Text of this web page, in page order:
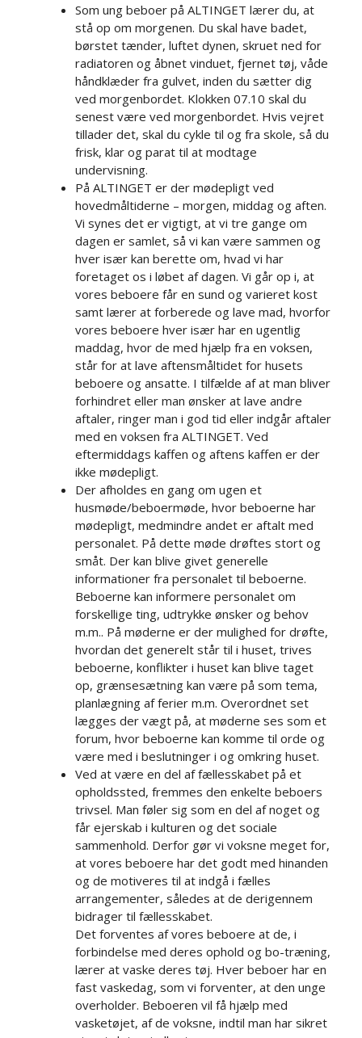
Som ung beboer på ALTINGET lærer du, at
stå op om morgenen. Du skal have badet,
børstet tænder, luftet dynen, skruet ned for
radiatoren og åbnet vinduet, fjernet tøj, våde
håndklæder fra gulvet, inden du sætter dig
ved morgenbordet. Klokken 07.10 skal du
senest være ved morgenbordet. Hvis vejret
tillader det, skal du cykle til og fra skole, så du
frisk, klar og parat til at modtage
undervisning.​​
På ALTINGET er der mødepligt ved
hovedmåltiderne – morgen, middag og aften.
Vi synes det er vigtigt, at vi tre gange om
dagen er samlet, så vi kan være sammen og
hver især kan berette om, hvad vi har
foretaget os i løbet af dagen. Vi går op i, at
vores beboere får en sund og varieret kost
samt lærer at forberede og lave mad, hvorfor
vores beboere hver især har en ugentlig
maddag, hvor de med hjælp fra en voksen,
står for at lave aftensmåltidet for husets
beboere og ansatte. I tilfælde af at man bliver
forhindret eller man ønsker at lave andre
aftaler, ringer man i god tid eller indgår aftaler
med en voksen fra ALTINGET. Ved
eftermiddags kaffen og aftens kaffen er der
ikke mødepligt.
Der afholdes en gang om ugen et
husmøde/beboermøde, hvor beboerne har
mødepligt, medmindre andet er aftalt med
personalet. På dette møde drøftes stort og
småt. Der kan blive givet generelle
informationer fra personalet til beboerne.
Beboerne kan informere personalet om
forskellige ting, udtrykke ønsker og behov
m.m.. På møderne er der mulighed for drøfte,
hvordan det generelt står til i huset, trives
beboerne, konflikter i huset kan blive taget
op, grænsesætning kan være på som tema,
planlægning af ferier m.m. Overordnet set
lægges der vægt på, at møderne ses som et
forum, hvor beboerne kan komme til orde og
være med i beslutninger i og omkring huset.
Ved at være en del af fællesskabet på et
opholdssted, fremmes den enkelte beboers
trivsel. Man føler sig som en del af noget og
får ejerskab i kulturen og det sociale
sammenhold. Derfor gør vi voksne meget for,
at vores beboere har det godt med hinanden
og de motiveres til at indgå i fælles
arrangementer, således at de derigennem
bidrager til fællesskabet.​​​
Det forventes af vores beboere at de, i
forbindelse med deres ophold og bo-træning,
lærer at vaske deres tøj. Hver beboer har en
fast vaskedag, som vi forventer, at den unge
overholder. Beboeren vil få hjælp med
vasketøjet, af de voksne, indtil man har sikret